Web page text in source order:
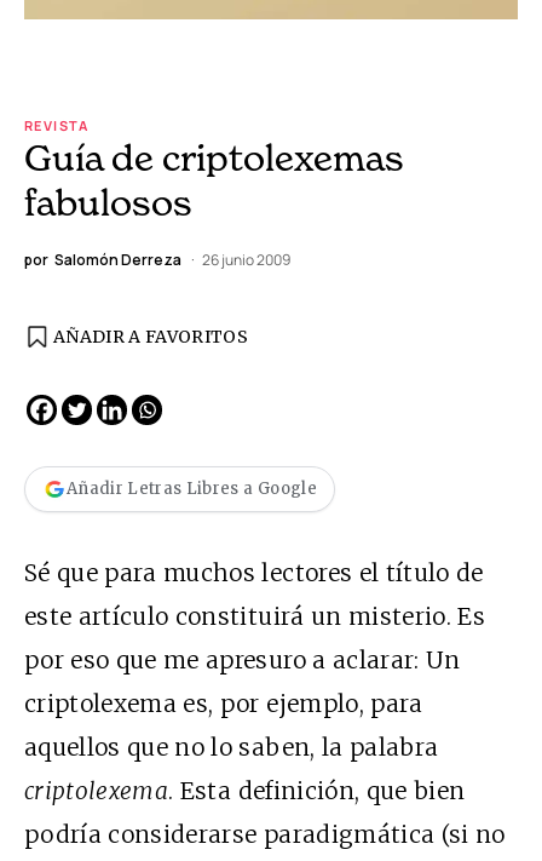
REVISTA
Guía de criptolexemas
fabulosos
por Salomón Derreza 26 junio 2009
AÑADIR A FAVORITOS
Añadir Letras Libres a Google
Sé que para muchos lectores el título de
este artículo constituirá un misterio. Es
por eso que me apresuro a aclarar: Un
criptolexema es, por ejemplo, para
aquellos que no lo saben, la palabra
criptolexema. Esta definición, que bien
podría considerarse paradigmática (si no